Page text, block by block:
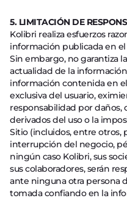
5. LIMITACIÓN DE
Kolibri realiza esfuerzos
información publicada en el
Sin embargo, no garantiza
actualidad de la
información contenida en
exclusiva del usuario,
responsabilidad por daños,
derivados del uso o la
Sitio (incluidos, entre otros,
interrupción del negocio,
ningún caso Kolibri, sus
sus colaboradores, serán
ante ninguna otra persona
tomada confiando en la